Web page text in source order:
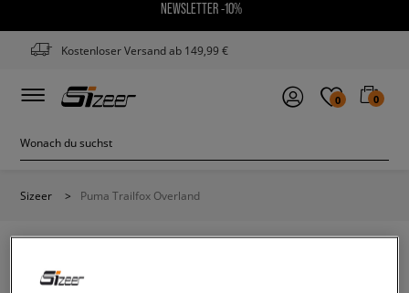
NEWSLETTER -10%
Kostenloser Versand ab 149,99 €
0 0
Sizeer > Puma Trailfox Overland